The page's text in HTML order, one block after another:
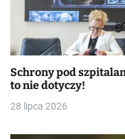
Schrony pod
to nie dotyczy!
28 lipca 2026